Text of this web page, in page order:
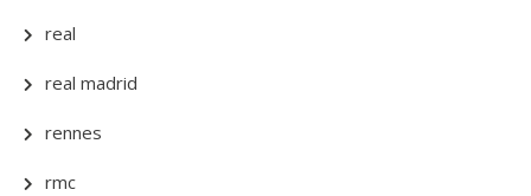
real
real madrid
rennes
rmc